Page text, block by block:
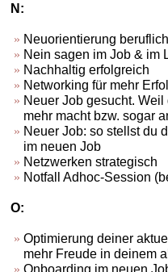
N:
Neuorientierung beruflich
Nein sagen im Job & im
Nachhaltig erfolgreich
Networking für mehr
Neuer Job gesucht.
mehr macht bzw. sogar
Neuer Job: so stellst du
im neuen Job
Netzwerken strategisch
Notfall Adhoc-Session
O:
Optimierung deiner
mehr Freude in deinem